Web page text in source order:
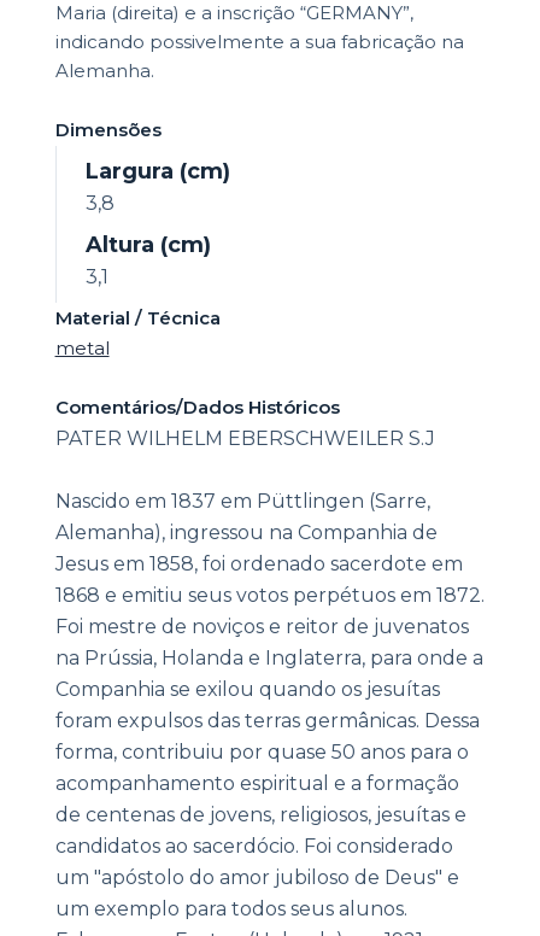
Maria (direita) e a inscrição “GERMANY”,
indicando possivelmente a sua fabricação na
Alemanha.
Dimensões
Largura (cm)
3,8
Altura (cm)
3,1
Material / Técnica
metal
Comentários/Dados Históricos
PATER WILHELM EBERSCHWEILER S.J
Nascido em 1837 em Püttlingen (Sarre,
Alemanha), ingressou na Companhia de
Jesus em 1858, foi ordenado sacerdote em
1868 e emitiu seus votos perpétuos em 1872.
Foi mestre de noviços e reitor de juvenatos
na Prússia, Holanda e Inglaterra, para onde a
Companhia se exilou quando os jesuítas
foram expulsos das terras germânicas. Dessa
forma, contribuiu por quase 50 anos para o
acompanhamento espiritual e a formação
de centenas de jovens, religiosos, jesuítas e
candidatos ao sacerdócio. Foi considerado
um "apóstolo do amor jubiloso de Deus" e
um exemplo para todos seus alunos.